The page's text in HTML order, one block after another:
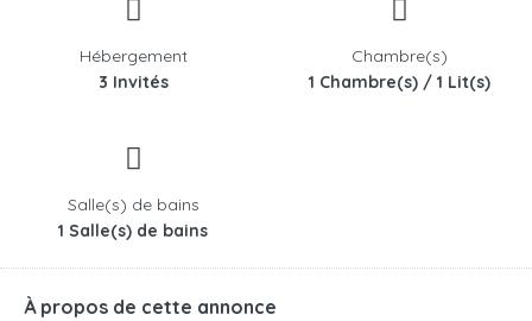
Hébergement
3 Invités
Chambre(s)
1 Chambre(s) / 1 Lit(s)
Salle(s) de bains
1 Salle(s) de bains
À propos de cette annonce